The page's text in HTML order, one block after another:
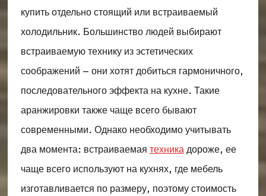
купить отдельно стоящий или встраиваемый
холодильник. Большинство людей выбирают
встраиваемую технику из эстетических
соображений – они хотят добиться гармоничного,
последовательного эффекта на кухне. Такие
аранжировки также чаще всего бывают
современными. Однако необходимо учитывать
два момента: встраиваемая техникадороже, ее
чаще всего используют на кухнях, где мебель
изготавливается по размеру, поэтому стоимость